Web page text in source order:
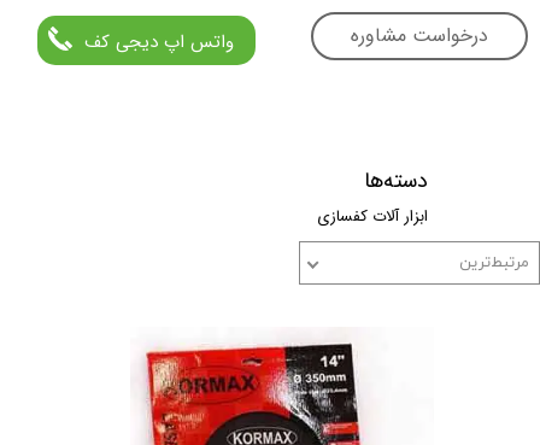
درخواست مشاوره واتس اپ دیجی کف
دسته‌ها
ابزار آلات کفسازی
مرتبط‌ترین